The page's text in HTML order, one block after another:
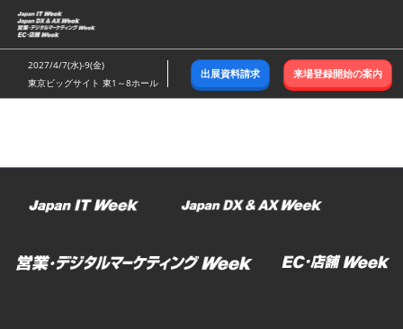
ス
キ
ッ
し
む
2027/4/7(水)-9(金)
東京ビッグサイト 東1～8ホール
出展資料請求 来場登録開始の案内